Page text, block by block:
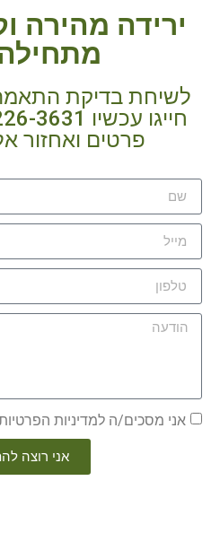
ירידה מהירה
לשיחת בדיקת התאמה
פרטים ואחזור
אני מסכים/ה למדיניות
אני רוצה